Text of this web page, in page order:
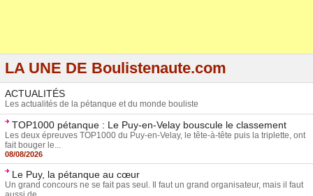
LA UNE DE Boulistenaute.com
ACTUALITÉS
Les actualités de la pétanque et du monde bouliste
TOP1000 pétanque : Le Puy-en-Velay bouscule le classement
Les deux épreuves TOP1000 du Puy-en-Velay, le tête-à-tête puis la triplette, ont
fait bouger le...
08/08/2026
Le Puy, la pétanque au cœur
Un grand concours ne se fait pas seul. Il faut un grand organisateur, mais il faut